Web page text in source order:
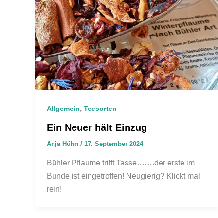
Allgemein, Teesorten
Ein Neuer hält Einzug
Anja Hühn / 17. September 2024
Bühler Pflaume trifft Tasse…….der erste im
Bunde ist eingetroffen! Neugierig? Klickt mal
rein!